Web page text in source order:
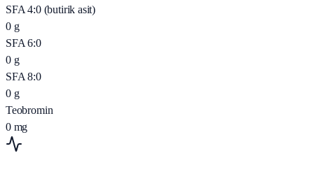
SFA 4:0 (butirik asit)
0 g
SFA 6:0
0 g
SFA 8:0
0 g
Teobromin
0 mg